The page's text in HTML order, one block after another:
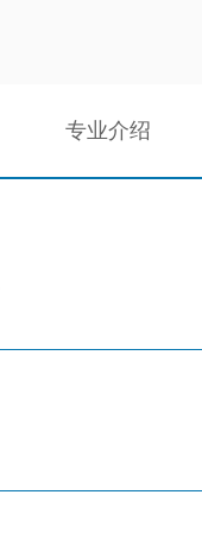
专业介绍